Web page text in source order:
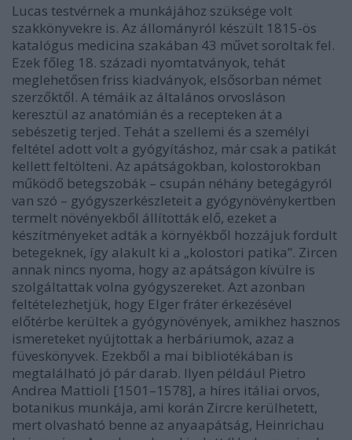
Lucas testvérnek a munkájához szüksége volt
szakkönyvekre is. Az állományról készült 1815-ös
katalógus medicina szakában 43 művet soroltak fel.
Ezek főleg 18. századi nyomtatványok, tehát
meglehetősen friss kiadványok, elsősorban német
szerzőktől. A témáik az általános orvosláson
keresztül az anatómián és a recepteken át a
sebészetig terjed. Tehát a szellemi és a személyi
feltétel adott volt a gyógyításhoz, már csak a patikát
kellett feltölteni. Az apátságokban, kolostorokban
működő betegszobák – csupán néhány betegágyról
van szó – gyógyszerkészleteit a gyógynövénykertben
termelt növényekből állították elő, ezeket a
készítményeket adták a környékből hozzájuk fordult
betegeknek, így alakult ki a „kolostori patika”. Zircen
annak nincs nyoma, hogy az apátságon kívülre is
szolgáltattak volna gyógyszereket. Azt azonban
feltételezhetjük, hogy Elger fráter érkezésével
előtérbe kerültek a gyógynövények, amikhez hasznos
ismereteket nyújtottak a herbáriumok, azaz a
füveskönyvek. Ezekből a mai bibliotékában is
megtalálható jó pár darab. Ilyen például Pietro
Andrea Mattioli [1501–1578], a híres itáliai orvos,
botanikus munkája, ami korán Zircre kerülhetett,
mert olvasható benne az anyaapátság, Heinrichau